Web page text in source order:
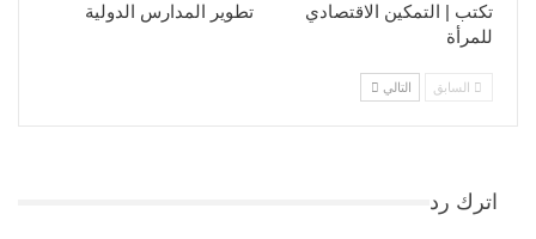
تطوير المدارس الدولية
تكتب | التمكين الاقتصادي
للمرأة
السابق التالي
اترك رد